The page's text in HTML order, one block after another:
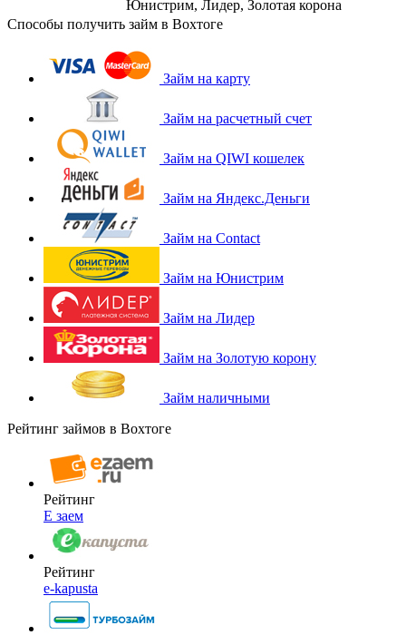
Юнистрим, Лидер, Золотая корона
Способы получить займ в Вохтоге
Займ на карту
Займ на расчетный счет
Займ на QIWI кошелек
Займ на Яндекс.Деньги
Займ на Contact
Займ на Юнистрим
Займ на Лидер
Займ на Золотую корону
Займ наличными
Рейтинг займов в Вохтоге
Рейтинг
Е заем
Рейтинг
e-kapusta